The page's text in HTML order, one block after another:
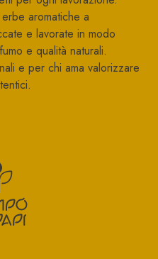
aromatiche a
e lavorate in modo
e qualità naturali.
e per chi ama valorizzare